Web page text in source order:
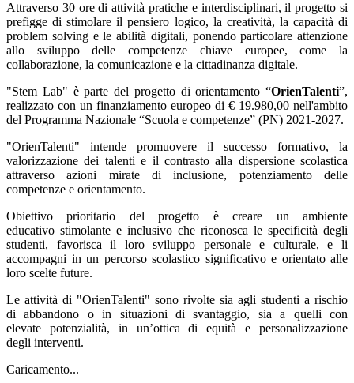
Attraverso 30 ore di attività pratiche e interdisciplinari, il progetto si
prefigge di stimolare il pensiero logico, la creatività, la capacità di
problem solving e le abilità digitali, ponendo particolare attenzione
allo sviluppo delle competenze chiave europee, come la
collaborazione, la comunicazione e la cittadinanza digitale.
"Stem Lab" è parte del progetto di orientamento “OrienTalenti”,
realizzato con un finanziamento europeo di € 19.980,00 nell'ambito
del Programma Nazionale “Scuola e competenze” (PN) 2021-2027.
"OrienTalenti" intende promuovere il successo formativo, la
valorizzazione dei talenti e il contrasto alla dispersione scolastica
attraverso azioni mirate di inclusione, potenziamento delle
competenze e orientamento.
Obiettivo prioritario del progetto è creare un ambiente
educativo stimolante e inclusivo che riconosca le specificità degli
studenti, favorisca il loro sviluppo personale e culturale, e li
accompagni in un percorso scolastico significativo e orientato alle
loro scelte future.
Le attività di "OrienTalenti" sono rivolte sia agli studenti a rischio
di abbandono o in situazioni di svantaggio, sia a quelli con
elevate potenzialità, in un’ottica di equità e personalizzazione
degli interventi.
Caricamento...